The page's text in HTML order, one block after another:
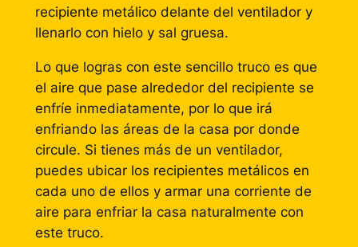
recipiente metálico delante del ventilador y
llenarlo con hielo y sal gruesa.
Lo que logras con este sencillo truco es que
el aire que pase alrededor del recipiente se
enfríe inmediatamente, por lo que irá
enfriando las áreas de la casa por donde
circule. Si tienes más de un ventilador,
puedes ubicar los recipientes metálicos en
cada uno de ellos y armar una corriente de
aire para enfriar la casa naturalmente con
este truco.